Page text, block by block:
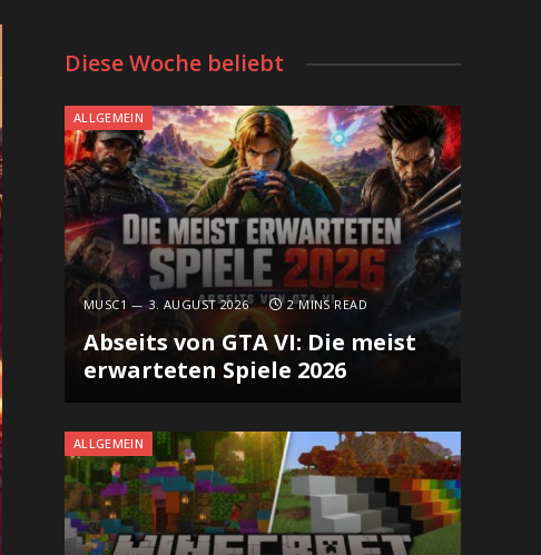
Diese Woche beliebt
ALLGEMEIN
MUSC1 3. AUGUST 2026 2 MINS READ
Abseits von GTA VI: Die meist
erwarteten Spiele 2026
ALLGEMEIN